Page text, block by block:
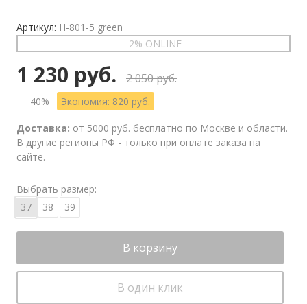
Артикул: H-801-5 green
-2% ONLINE
1 230 руб. 2 050 руб.
40% Экономия: 820 руб.
Доставка: от 5000 руб. бесплатно по Москве и области.
В другие регионы РФ - только при оплате заказа на
сайте.
Выбрать размер:
37
38 39
В корзину
В один клик